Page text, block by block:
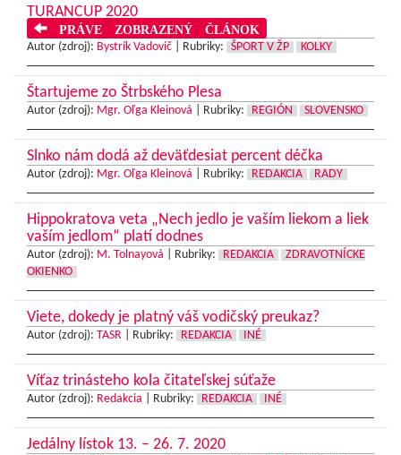
TURANCUP 2020
PRÁVE ZOBRAZENÝ ČLÁNOK
Autor (zdroj): Bystrík Vadovič Rubriky: ŠPORT V ŽP KOLKY
Štartujeme zo Štrbského Plesa
Autor (zdroj): Mgr. Oľga Kleinová Rubriky: REGIÓN SLOVENSKO
Slnko nám dodá až deväťdesiat percent déčka
Autor (zdroj): Mgr. Oľga Kleinová Rubriky: REDAKCIA RADY
Hippokratova veta „Nech jedlo je vaším liekom a liek
vaším jedlom“ platí dodnes
Autor (zdroj): M. Tolnayová Rubriky: REDAKCIA
ZDRAVOTNÍCKE
OKIENKO
Viete, dokedy je platný váš vodičský preukaz?
Autor (zdroj): TASR Rubriky: REDAKCIA INÉ
Víťaz trinásteho kola čitateľskej súťaže
Autor (zdroj): Redakcia Rubriky: REDAKCIA INÉ
Jedálny lístok 13. – 26. 7. 2020